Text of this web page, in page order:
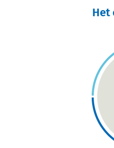
Het